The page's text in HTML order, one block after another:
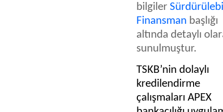
bilgiler
Finansman başlığı
altında detaylı
sunulmuştur.
TSKB’nin dolaylı
kredilendirme
çalışmaları APEX